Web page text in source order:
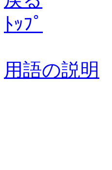
ﾄｯﾌﾟ
用語の説明